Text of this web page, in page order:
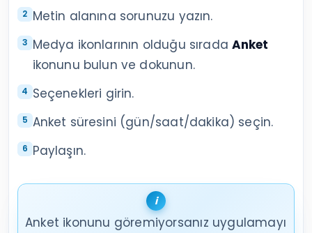
Metin alanına sorunuzu yazın.
Medya ikonlarının olduğu sıradaAnket
ikonunu bulun ve dokunun.
Seçenekleri girin.
Anket süresini (gün/saat/dakika) seçin.
Paylaşın.
Anket ikonunu göremiyorsanız uygulamayı